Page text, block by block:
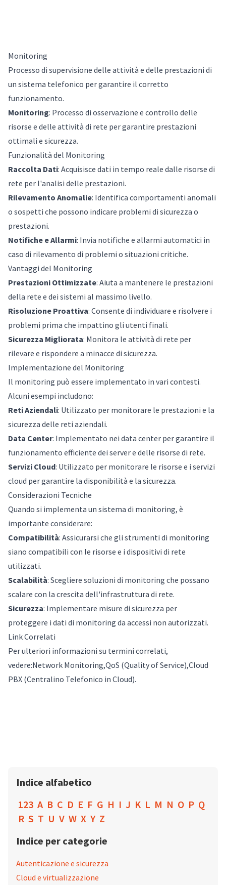
Monitoring
Processo di supervisione delle attività e delle prestazioni di
un sistema telefonico per garantire il corretto
funzionamento.
Monitoring: Processo di osservazione e controllo delle
risorse e delle attività di rete per garantire prestazioni
ottimali e sicurezza.
Funzionalità del Monitoring
Raccolta Dati: Acquisisce dati in tempo reale dalle risorse di
rete per l'analisi delle prestazioni.
Rilevamento Anomalie: Identifica comportamenti anomali
o sospetti che possono indicare problemi di sicurezza o
prestazioni.
Notifiche e Allarmi: Invia notifiche e allarmi automatici in
caso di rilevamento di problemi o situazioni critiche.
Vantaggi del Monitoring
Prestazioni Ottimizzate: Aiuta a mantenere le prestazioni
della rete e dei sistemi al massimo livello.
Risoluzione Proattiva: Consente di individuare e risolvere i
problemi prima che impattino gli utenti finali.
Sicurezza Migliorata: Monitora le attività di rete per
rilevare e rispondere a minacce di sicurezza.
Implementazione del Monitoring
Il monitoring può essere implementato in vari contesti.
Alcuni esempi includono:
Reti Aziendali: Utilizzato per monitorare le prestazioni e la
sicurezza delle reti aziendali.
Data Center: Implementato nei data center per garantire il
funzionamento efficiente dei server e delle risorse di rete.
Servizi Cloud: Utilizzato per monitorare le risorse e i servizi
cloud per garantire la disponibilità e la sicurezza.
Considerazioni Tecniche
Quando si implementa un sistema di monitoring, è
importante considerare:
Compatibilità: Assicurarsi che gli strumenti di monitoring
siano compatibili con le risorse e i dispositivi di rete
utilizzati.
Scalabilità: Scegliere soluzioni di monitoring che possano
scalare con la crescita dell'infrastruttura di rete.
Sicurezza: Implementare misure di sicurezza per
proteggere i dati di monitoring da accessi non autorizzati.
Link Correlati
Per ulteriori informazioni su termini correlati,
vedere:Network Monitoring,QoS (Quality of Service),Cloud
PBX (Centralino Telefonico in Cloud).
Indice alfabetico
123 A B C D E F G H I J K L M N O P Q
R S T U V W X Y Z
Indice per categorie
Autenticazione e sicurezza
Cloud e virtualizzazione